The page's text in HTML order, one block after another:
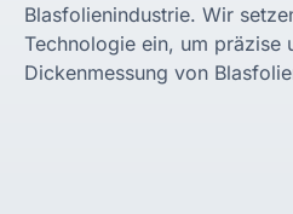
Blasfolienindustrie. Wir
Technologie ein, um präzise
Dickenmessung von